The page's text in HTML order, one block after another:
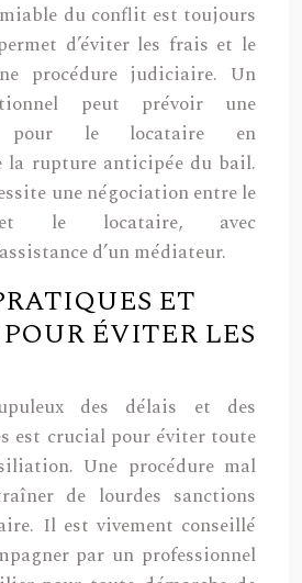
du conflit est toujours
d’éviter les frais et le
procédure judiciaire. Un
peut prévoir une
pour le locataire en
la rupture anticipée du bail.
une négociation entre le
et le locataire, avec
d’un médiateur.
ET
ÉVITER LES
des délais et des
est crucial pour éviter toute
Une procédure mal
de lourdes sanctions
Il est vivement conseillé
par un professionnel